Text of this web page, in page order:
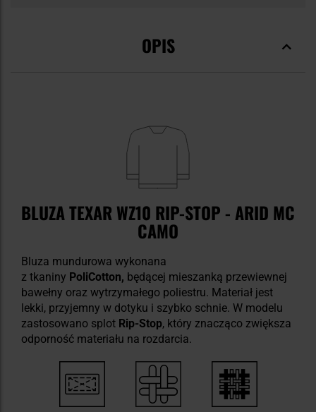
OPIS
BLUZA TEXAR WZ10 RIP-STOP - ARID MC
CAMO
Bluza mundurowa wykonana
z tkaniny PoliCotton, będącej mieszanką przewiewnej
bawełny oraz wytrzymałego poliestru. Materiał jest
lekki, przyjemny w dotyku i szybko schnie. W modelu
zastosowano splot Rip-Stop, który znacząco zwiększa
odporność materiału na rozdarcia.